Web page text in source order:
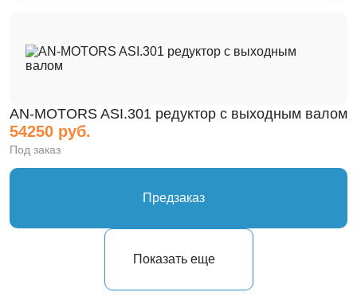
AN-MOTORS ASI.301 редуктор с выходным валом
54250 руб.
Под заказ
Предзаказ
Показать еще